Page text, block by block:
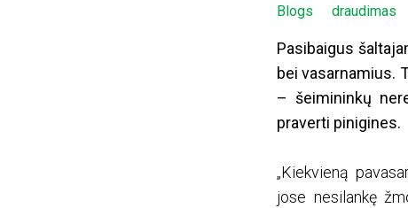
Blogs
draudimas
Pasibaigus
bei vasarnamius.
– šeimininkų
praverti pinigines.
„Kiekvieną
jose nesilankę